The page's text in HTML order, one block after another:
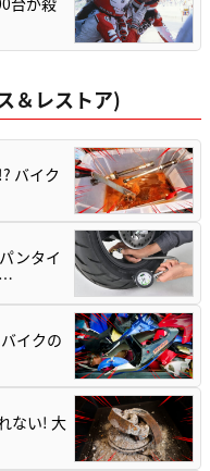
＆レストア)
バイク
ンタイ
イクの
ない! 大